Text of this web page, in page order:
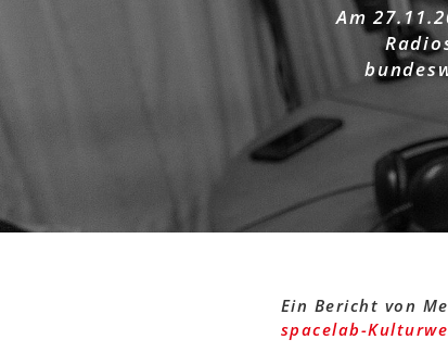
Am
Ein Bericht von
spacelab-